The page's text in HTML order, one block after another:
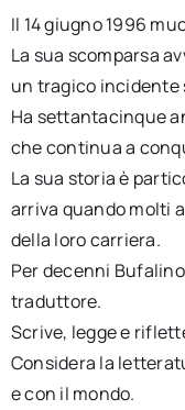
Il 14 giugno 1996
La sua scomparsa
un tragico incidente
Ha settantacinque
che continua a
La sua storia è
arriva quando molti
della loro carriera.
Per decenni
traduttore.
Scrive, legge e
Considera la
e con il mondo.